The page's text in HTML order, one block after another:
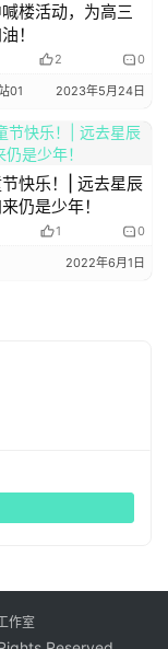
女。
杼。
雨。
许。
语。
项目保护
楼活动，为高三
！
2 0
01 2023年5月24日
快乐！| 远去星辰
仍是少年！
1 0
2022年6月1日
作室